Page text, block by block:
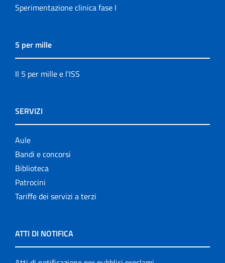
Sperimentazione clinica fase I
5 per mille
Il 5 per mille e l'ISS
SERVIZI
Aule
Bandi e concorsi
Biblioteca
Patrocini
Tariffe dei servizi a terzi
ATTI DI NOTIFICA